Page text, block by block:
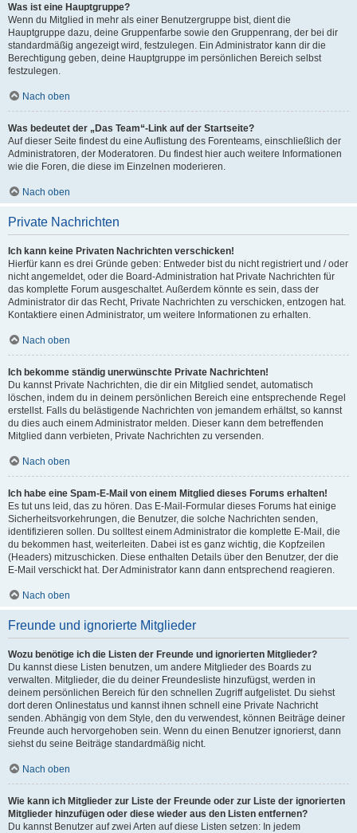
Was ist eine Hauptgruppe?
Wenn du Mitglied in mehr als einer Benutzergruppe bist, dient die
Hauptgruppe dazu, deine Gruppenfarbe sowie den Gruppenrang, der bei dir
standardmäßig angezeigt wird, festzulegen. Ein Administrator kann dir die
Berechtigung geben, deine Hauptgruppe im persönlichen Bereich selbst
festzulegen.
Nach oben
Was bedeutet der „Das Team“-Link auf der Startseite?
Auf dieser Seite findest du eine Auflistung des Forenteams, einschließlich der
Administratoren, der Moderatoren. Du findest hier auch weitere Informationen
wie die Foren, die diese im Einzelnen moderieren.
Nach oben
Private Nachrichten
Ich kann keine Privaten Nachrichten verschicken!
Hierfür kann es drei Gründe geben: Entweder bist du nicht registriert und / oder
nicht angemeldet, oder die Board-Administration hat Private Nachrichten für
das komplette Forum ausgeschaltet. Außerdem könnte es sein, dass der
Administrator dir das Recht, Private Nachrichten zu verschicken, entzogen hat.
Kontaktiere einen Administrator, um weitere Informationen zu erhalten.
Nach oben
Ich bekomme ständig unerwünschte Private Nachrichten!
Du kannst Private Nachrichten, die dir ein Mitglied sendet, automatisch
löschen, indem du in deinem persönlichen Bereich eine entsprechende Regel
erstellst. Falls du belästigende Nachrichten von jemandem erhältst, so kannst
du dies auch einem Administrator melden. Dieser kann dem betreffenden
Mitglied dann verbieten, Private Nachrichten zu versenden.
Nach oben
Ich habe eine Spam-E-Mail von einem Mitglied dieses Forums erhalten!
Es tut uns leid, das zu hören. Das E-Mail-Formular dieses Forums hat einige
Sicherheitsvorkehrungen, die Benutzer, die solche Nachrichten senden,
identifizieren sollen. Du solltest einem Administrator die komplette E-Mail, die
du bekommen hast, weiterleiten. Dabei ist es ganz wichtig, die Kopfzeilen
(Headers) mitzuschicken. Diese enthalten Details über den Benutzer, der die
E-Mail verschickt hat. Der Administrator kann dann entsprechend reagieren.
Nach oben
Freunde und ignorierte Mitglieder
Wozu benötige ich die Listen der Freunde und ignorierten Mitglieder?
Du kannst diese Listen benutzen, um andere Mitglieder des Boards zu
verwalten. Mitglieder, die du deiner Freundesliste hinzufügst, werden in
deinem persönlichen Bereich für den schnellen Zugriff aufgelistet. Du siehst
dort deren Onlinestatus und kannst ihnen schnell eine Private Nachricht
senden. Abhängig von dem Style, den du verwendest, können Beiträge deiner
Freunde auch hervorgehoben sein. Wenn du einen Benutzer ignorierst, dann
siehst du seine Beiträge standardmäßig nicht.
Nach oben
Wie kann ich Mitglieder zur Liste der Freunde oder zur Liste der ignorierten
Mitglieder hinzufügen oder diese wieder aus den Listen entfernen?
Du kannst Benutzer auf zwei Arten auf diese Listen setzen: In jedem